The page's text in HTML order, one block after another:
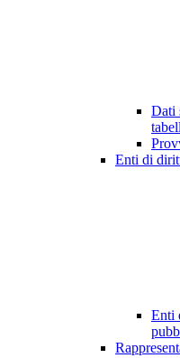
Dati
Enti di
Enti